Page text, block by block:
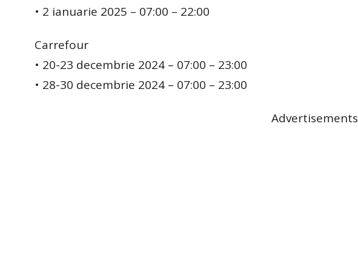
• 2 ianuarie 2025 – 07:00 – 22:00
Carrefour
• 20-23 decembrie 2024 – 07:00 – 23:00
• 28-30 decembrie 2024 – 07:00 – 23:00
Advertisements